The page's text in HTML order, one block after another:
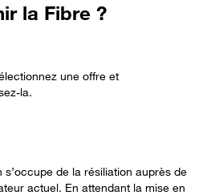
la Fibre ?
une offre et
la.
s’occupe de la résiliation auprès de
actuel. En attendant la mise en